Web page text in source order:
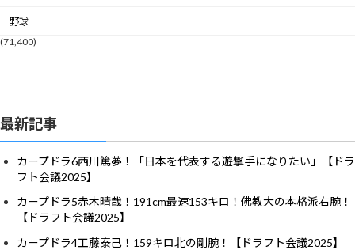
野球
(71,400)
最新記事
カープドラ6西川篤夢！「日本を代表する遊撃手になりたい」【ドラ
フト会議2025】
カープドラ5赤木晴哉！191cm最速153キロ！佛教大の本格派右腕！
【ドラフト会議2025】
カープドラ4工藤泰己！159キロ北の剛腕！【ドラフト会議2025】